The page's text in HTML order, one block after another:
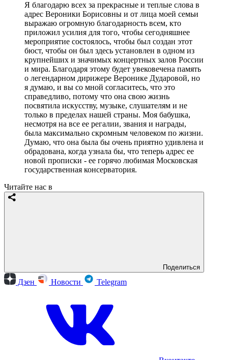
Я благодарю всех за прекрасные и теплые слова в
адрес Вероники Борисовны и от лица моей семьи
выражаю огромную благодарность всем, кто
приложил усилия для того, чтобы сегодняшнее
мероприятие состоялось, чтобы был создан этот
бюст, чтобы он был здесь установлен в одном из
крупнейших и значимых концертных залов России
и мира. Благодаря этому будет увековечена память
о легендарном дирижере Веронике Дударовой, но
я думаю, и вы со мной согласитесь, что это
справедливо, потому что она свою жизнь
посвятила искусству, музыке, слушателям и не
только в пределах нашей страны. Моя бабушка,
несмотря на все ее регалии, звания и награды,
была максимально скромным человеком по жизни.
Думаю, что она была бы очень приятно удивлена и
обрадована, когда узнала бы, что теперь адрес ее
новой прописки - ее горячо любимая Московская
государственная консерватория.
Читайте нас в
Поделиться
Дзен Новости Telegram